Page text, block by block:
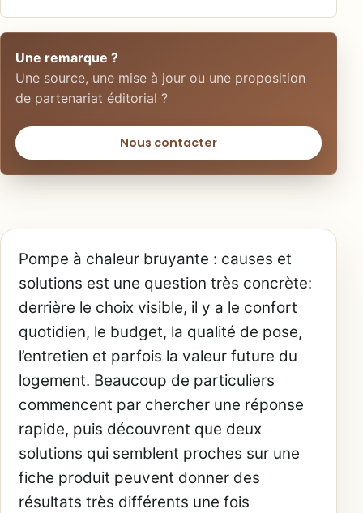
Une remarque ?
Une source, une mise à jour ou une proposition
de partenariat éditorial ?
Nous contacter
Pompe à chaleur bruyante : causes et
solutions est une question très concrète:
derrière le choix visible, il y a le confort
quotidien, le budget, la qualité de pose,
l’entretien et parfois la valeur future du
logement. Beaucoup de particuliers
commencent par chercher une réponse
rapide, puis découvrent que deux
solutions qui semblent proches sur une
fiche produit peuvent donner des
résultats très différents une fois